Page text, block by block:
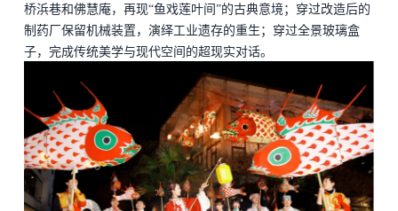
桥浜巷和佛慧庵，再现“鱼戏莲叶间”的古典意境；穿过改造后的
制药厂保留机械装置，演绎工业遗存的重生；穿过全景玻璃盒
子，完成传统美学与现代空间的超现实对话。